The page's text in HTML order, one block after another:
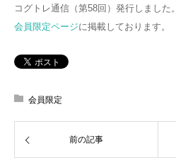
コグトレ通信（第58回）発行しました。
会員限定ページに掲載しております。
会員限定
前の記事